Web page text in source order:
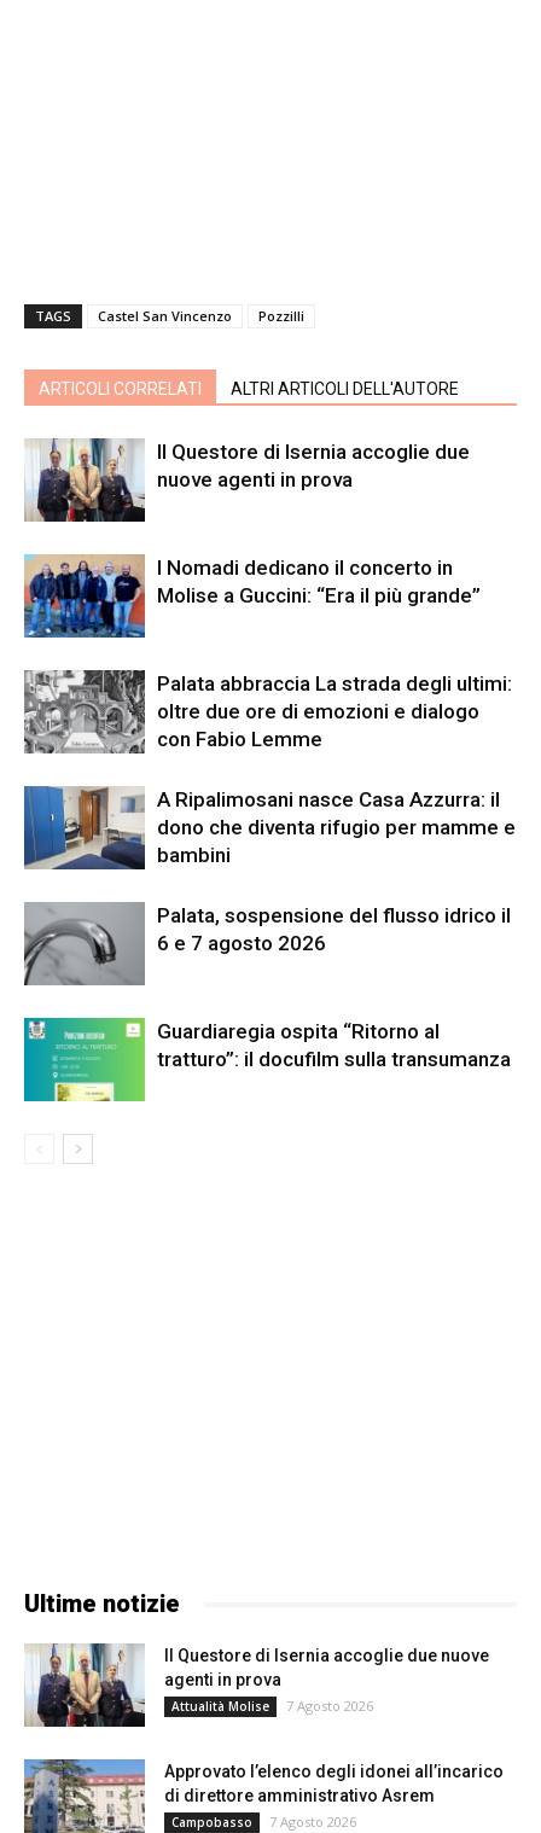
TAGS Castel San Vincenzo Pozzilli
ARTICOLI CORRELATI ALTRI ARTICOLI DELL'AUTORE
Il Questore di Isernia accoglie due
nuove agenti in prova
I Nomadi dedicano il concerto in
Molise a Guccini: “Era il più grande”
Palata abbraccia La strada degli ultimi:
oltre due ore di emozioni e dialogo
con Fabio Lemme
A Ripalimosani nasce Casa Azzurra: il
dono che diventa rifugio per mamme e
bambini
Palata, sospensione del flusso idrico il
6 e 7 agosto 2026
Guardiaregia ospita “Ritorno al
tratturo”: il docufilm sulla transumanza
Ultime notizie
Il Questore di Isernia accoglie due nuove
agenti in prova
Attualità Molise 7 Agosto 2026
Approvato l’elenco degli idonei all’incarico
di direttore amministrativo Asrem
Campobasso 7 Agosto 2026